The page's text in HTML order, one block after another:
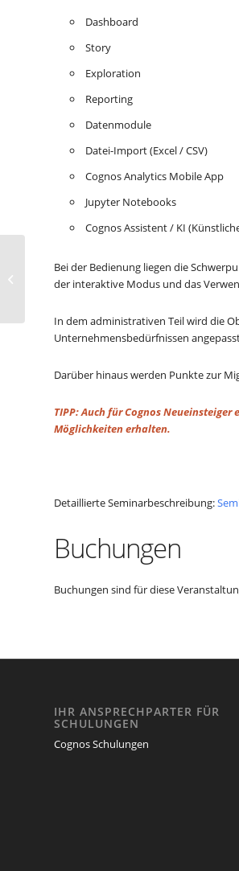
Dashboard
Story
Exploration
Reporting
Datenmodule
Datei-Import (Excel / CSV)
Cognos Analytics Mobile App
Jupyter Notebooks
Cognos Assistent / KI
Bei der Bedienung liegen die
der interaktive Modus und das
In dem administrativen Teil wird die
Unternehmensbedürfnissen
Darüber hinaus werden Punkte zur
TIPP: Auch für Cognos
Möglichkeiten erhalten.
Detaillierte Seminarbeschreibung:
Buchungen
Buchungen sind für diese
IHR ANSPRECHPARTER FÜR
SCHULUNGEN
Cognos Schulungen
85695 Seminar IBM
Cognos Analytics